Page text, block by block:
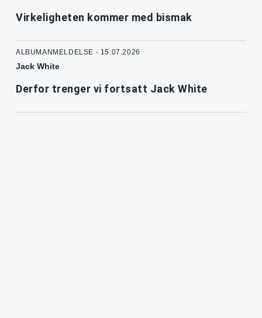
Virkeligheten kommer med bismak
ALBUMANMELDELSE - 15.07.2026
Jack White
Derfor trenger vi fortsatt Jack White